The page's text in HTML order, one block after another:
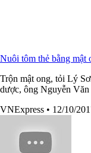
Nuôi tôm thẻ bằng mật
Trộn mật ong, tỏi Lý
dược, ông Nguyễn
VNExpress • 12/10/